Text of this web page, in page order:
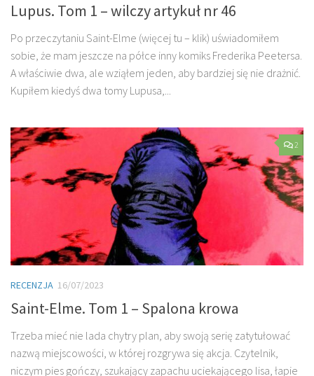
Lupus. Tom 1 – wilczy artykuł nr 46
Po przeczytaniu Saint-Elme (więcej tu – klik) uświadomiłem
sobie, że mam jeszcze na półce inny komiks Frederika Peetersa.
A właściwie dwa, ale wziąłem jeden, aby bardziej się nie drażnić.
Kupiłem kiedyś dwa tomy Lupusa,...
2
RECENZJA 16/07/2023
Saint-Elme. Tom 1 – Spalona krowa
Trzeba mieć nie lada chytry plan, aby swoją serię zatytułować
nazwą miejscowości, w której rozgrywa się akcja. Czytelnik,
niczym pies gończy, szukający zapachu uciekającego lisa, łapie